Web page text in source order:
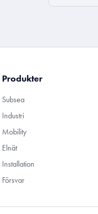
Produkter
Subsea
Industri
Mobility
Elnät
Installation
Försvar